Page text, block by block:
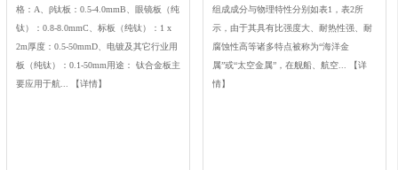
格：A、β钛板：0.5-4.0mmB、眼镜板（纯
钛）：0.8-8.0mmC、标板（纯钛）：1 x
2m厚度：0.5-50mmD、电镀及其它行业用
板（纯钛）：0.1-50mm用途： 钛合金板主
要应用于航...
【详情】
组成成分与物理特性分别如表1，表2所
示，由于其具有比强度大、耐热性强、耐
腐蚀性高等诸多特点被称为“海洋金
属”或“太空金属”，在舰船、航空...
【详
情】